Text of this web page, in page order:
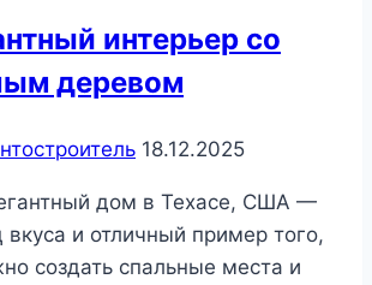
ландшафтный
дизайн
интерьер со
деревом
18.12.2025
дом в Техасе, США —
вкуса и отличный пример того,
создать спальные места и